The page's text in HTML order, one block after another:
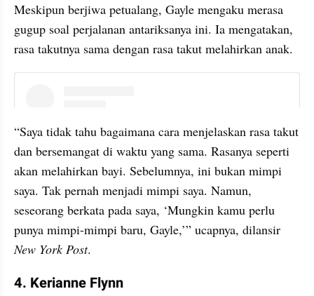
Meskipun berjiwa petualang, Gayle mengaku merasa
gugup soal perjalanan antariksanya ini. Ia mengatakan,
rasa takutnya sama dengan rasa takut melahirkan anak.
“Saya tidak tahu bagaimana cara menjelaskan rasa takut
dan bersemangat di waktu yang sama. Rasanya seperti
akan melahirkan bayi. Sebelumnya, ini bukan mimpi
saya. Tak pernah menjadi mimpi saya. Namun,
seseorang berkata pada saya, ‘Mungkin kamu perlu
New York Post.
4. Kerianne Flynn